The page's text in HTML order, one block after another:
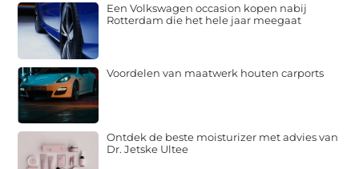
Een Volkswagen occasion kopen nabij
Rotterdam die het hele jaar meegaat
Voordelen van maatwerk houten carports
Ontdek de beste moisturizer met advies van
Dr. Jetske Ultee